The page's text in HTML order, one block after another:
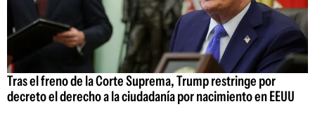
Tras el freno de la Corte Suprema, Trump restringe por
decreto el derecho a la ciudadanía por nacimiento en EEUU